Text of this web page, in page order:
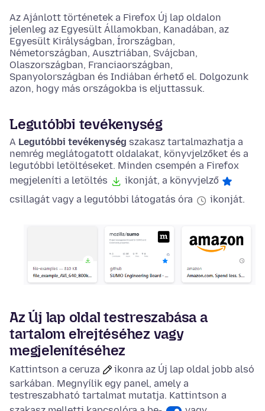
Az Ajánlott történetek a Firefox Új lap oldalon
jelenleg az Egyesült Államokban, Kanadában, az
Egyesült Királyságban, Írországban,
Németországban, Ausztriában, Svájcban,
Olaszországban, Franciaországban,
Spanyolországban és Indiában érhető el. Dolgozunk
azon, hogy más országokba is eljuttassuk.
Legutóbbi tevékenység
A Legutóbbi tevékenység szakasz tartalmazhatja a
nemrég meglátogatott oldalakat, könyvjelzőket és a
legutóbbi letöltéseket. Minden csempén a Firefox
megjeleníti a letöltés
ikonját, a könyvjelző
csillagát vagy a legutóbbi látogatás óra
ikonját.
Az Új lap oldal testreszabása a
tartalom elrejtéséhez vagy
megjelenítéséhez
Kattintson a ceruza
ikonra az Új lap oldal jobb alsó
sarkában. Megnyílik egy panel, amely a
testreszabható tartalmat mutatja. Kattintson a